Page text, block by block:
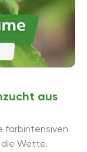
aus
farbintensiven
Wette.